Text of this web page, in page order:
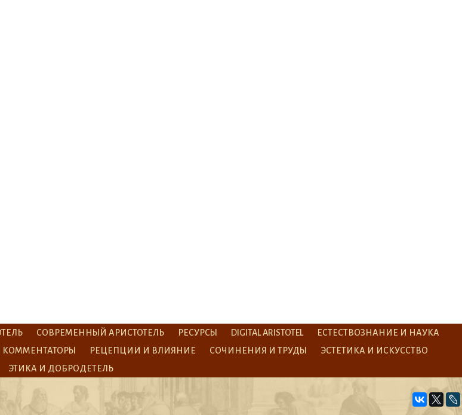
СОВРЕМЕННЫЙ АРИСТОТЕЛЬ РЕСУРСЫ DIGITAL ARISTOTEL
ЕСТЕСТВОЗНАНИЕ И НАУКА
РЕЦЕПЦИИ И ВЛИЯНИЕ СОЧИНЕНИЯ И ТРУДЫ
ЭСТЕТИКА И ИСКУССТВО
ЭТИКА И ДОБРОДЕТЕЛЬ